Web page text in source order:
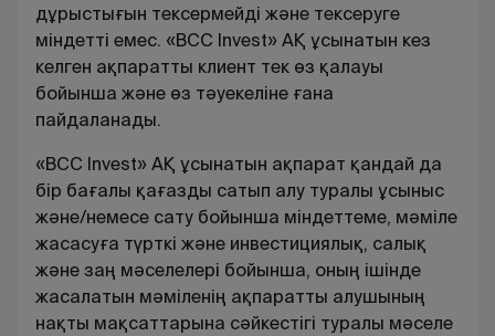
дұрыстығын тексермейді және тексеруге
міндетті емес. «BCC Invest» АҚ ұсынатын кез
келген ақпаратты клиент тек өз қалауы
бойынша және өз тәуекеліне ғана
пайдаланады.
«BCC Invest» АҚ ұсынатын ақпарат қандай да
бір бағалы қағазды сатып алу туралы ұсыныс
және/немесе сату бойынша міндеттеме, мәміле
жасасуға түрткі және инвестициялық, салық
және заң мәселелері бойынша, оның ішінде
жасалатын мәміленің ақпаратты алушының
нақты мақсаттарына сәйкестігі туралы мәселе